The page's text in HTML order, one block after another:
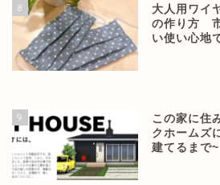
8
大人用ワイ
の作り方
い使い心地
9
この家に住
クホームズ
建てるまで~